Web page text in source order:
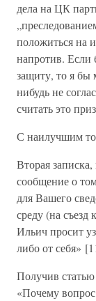
дела на ЦК
положиться на
напротив. Если
защиту, то я
нибудь не
считать это
С наилучшим
Вторая
сообщение о
для Вашего
среду (на
Ильич просит
либо от себя»
Получив
«Почему